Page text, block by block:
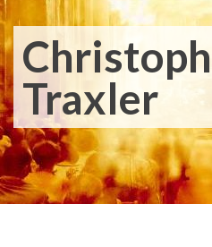
Christoph
Traxler